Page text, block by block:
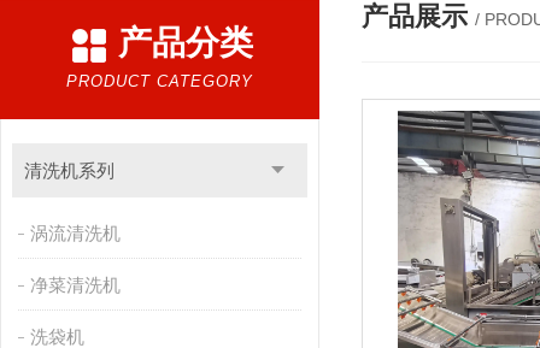
产品分类
PRODUCT CATEGORY
清洗机系列
涡流清洗机
净菜清洗机
洗袋机
产品展示 /